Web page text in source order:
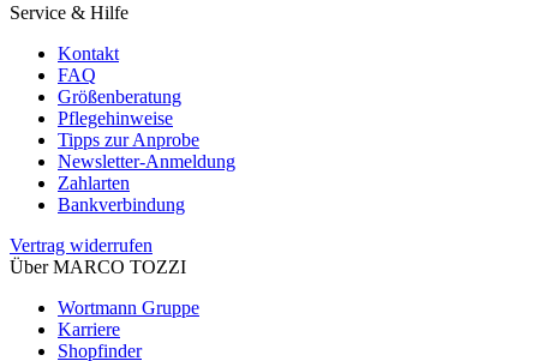
Service & Hilfe
Kontakt
FAQ
Größenberatung
Pflegehinweise
Tipps zur Anprobe
Newsletter-Anmeldung
Zahlarten
Bankverbindung
Vertrag widerrufen
Über MARCO TOZZI
Wortmann Gruppe
Karriere
Shopfinder